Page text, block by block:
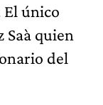
El único
quien
del